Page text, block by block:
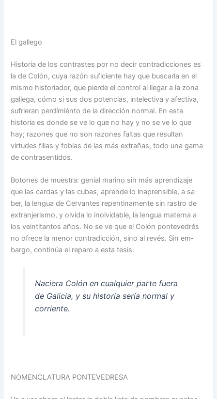
El gallego
Historia de los contrastes por no decir contradicciones es
la de Colón, cuya razón su­ficiente hay que buscarla en el
mismo historiador, que pierde el control al llegar a la zona
gallega, cómo si sus dos potencias, intelectiva y afecti­va,
sufrieran perdímiénto de la dirección normal. En esta
historia es donde se ve lo que no hay y no se ve lo que
hay; razones que no son razones faltas que resultan
virtudes filias y fobias de las más ex­trañas, todo una gama
de con­trasentidos.
Botones de muestra: genial marino sin más aprendizaje
que las cardas y las cubas; aprende lo inaprensible, a sa­
ber, la lengua de Cervantes repentinamente sin rastro de
extranjerismo, y olvida lo in­olvidable, la lengua materna a
los veintitantos años. No se ve que el Colón pontevedrés
no ofrece la menor contradic­ción, sino al revés. Sin em­
bargo, continúa el reparo a esta tesis.
Naciera Colón en cualquier parte fuera
de Galicia, y su historia sería normal y
co­rriente.
NOMENCLATURA PONTEVEDRESA